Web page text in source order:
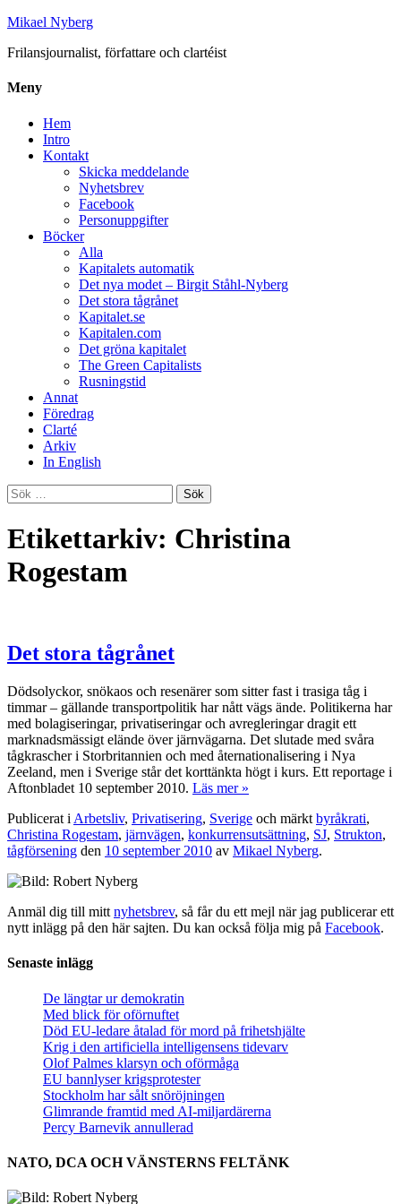
Mikael Nyberg
Frilansjournalist, författare och clartéist
Meny
Hem
Intro
Kontakt
Skicka meddelande
Nyhetsbrev
Facebook
Personuppgifter
Böcker
Alla
Kapitalets automatik
Det nya modet – Birgit Ståhl-Nyberg
Det stora tågrånet
Kapitalet.se
Kapitalen.com
Det gröna kapitalet
The Green Capitalists
Rusningstid
Annat
Föredrag
Clarté
Arkiv
In English
Sök
efter:
Etikettarkiv: Christina
Rogestam
Det stora tågrånet
Dödsolyckor, snökaos och resenärer som sitter fast i trasiga tåg i
timmar – gällande transportpolitik har nått vägs ände. Politikerna har
med bolagiseringar, privatiseringar och avregleringar dragit ett
marknadsmässigt elände över järnvägarna. Det slutade med svåra
tågkrascher i Storbritannien och med åternationalisering i Nya
Zeeland, men i Sverige står det korttänkta högt i kurs. Ett reportage i
Aftonbladet 10 september 2010. Läs mer »
Publicerat i Arbetsliv, Privatisering, Sverige och märkt byråkrati,
Christina Rogestam, järnvägen, konkurrensutsättning, SJ, Strukton,
tågförsening den 10 september 2010 av Mikael Nyberg.
Anmäl dig till mitt nyhetsbrev, så får du ett mejl när jag publicerar ett
nytt inlägg på den här sajten. Du kan också följa mig på Facebook.
Senaste inlägg
De längtar ur demokratin
Med blick för oförnuftet
Död EU-ledare åtalad för mord på frihetshjälte
Krig i den artificiella intelligensens tidevarv
Olof Palmes klarsyn och oförmåga
EU bannlyser krigsprotester
Stockholm har sålt snöröjningen
Glimrande framtid med AI-miljardärerna
Percy Barnevik annullerad
NATO, DCA OCH VÄNSTERNS FELTÄNK